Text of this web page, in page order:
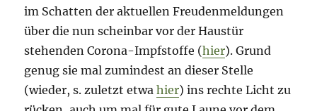
im Schatten der aktuellen Freudenmeldungen
über die nun scheinbar vor der Haustür
stehenden Corona-Impfstoffe (hier). Grund
genug sie mal zumindest an dieser Stelle
(wieder, s. zuletzt etwahier) ins rechte Licht zu